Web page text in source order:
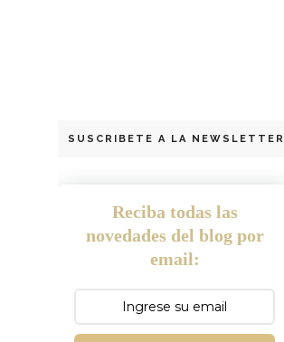
SUSCRIBETE A LA NEWSLETTER
Reciba todas las
novedades del blog por
email: